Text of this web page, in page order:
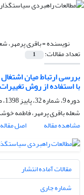
نویسنده =باقری پرمهر،
تعداد مقالات: 1
بررسی ارتباط میان
با استفاده از روش
دوره 9، شماره 32، پاییز 1398، صفحه
شعله باقری پرمهر، فاطمه
مشاهده مقاله
اصل مقاله
مقالات آماده انتشار
شماره جاری